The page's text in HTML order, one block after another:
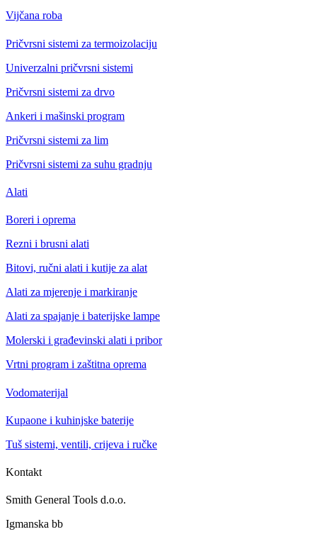
Vijčana roba
Pričvrsni sistemi za termoizolaciju
Univerzalni pričvrsni sistemi
Pričvrsni sistemi za drvo
Ankeri i mašinski program
Pričvrsni sistemi za lim
Pričvrsni sistemi za suhu gradnju
Alati
Boreri i oprema
Rezni i brusni alati
Bitovi, ručni alati i kutije za alat
Alati za mjerenje i markiranje
Alati za spajanje i baterijske lampe
Molerski i građevinski alati i pribor
Vrtni program i zaštitna oprema
Vodomaterijal
Kupaone i kuhinjske baterije
Tuš sistemi, ventili, crijeva i ručke
Kontakt
Smith General Tools d.o.o.
Igmanska bb